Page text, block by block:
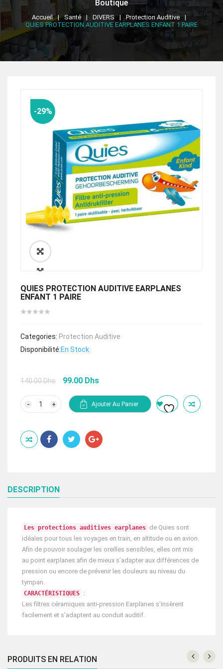
Boutique
Accueil Santé DIVERS
Protection Auditive
QUIES PROTECTION AUDITIVE EARPLANES ENFANT 1 PAIRE
🔍
-29%
QUIES PROTECTION AUDITIVE EARPLANES
ENFANT 1 PAIRE
Categories: Protection Auditive
Disponibilité:En Stock
140.00Dhs
Le
initial
était :
99.00 Dhs
est :
AUDITIVE
EARPLANES
ENFANT
Ajouter Au Panier
DESCRIPTION
Les protections auditives earplanes de Quies sont
idéales pour tous les voyages en train, en altitude ou en avion.
Afin de pouvoir soulager les oreilles sensibles, elles ont mis
au point earplanes afin de mieux s’adapter aux différences de
pression ou encore de prévenir les douleurs au niveau du
tympan.
CARACTÉRISTIQUES :
Les filtres céramiques anti-pression Earplanes s’insèrent
facilement et s’adaptent au conduit auditif.
PRODUITS EN RELATION